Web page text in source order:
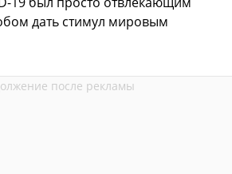
дать стимул мировым